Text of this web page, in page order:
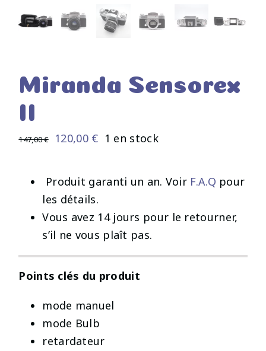
Miranda Sensorex
II
147,00€
Le
120,00 €Le1 en stock
️ Produit garanti un an. Voir F.A.Q pour
les détails.
Vous avez 14 jours pour le retourner,
s’il ne vous plaît pas.
Points clés du produit
mode manuel
mode Bulb
retardateur